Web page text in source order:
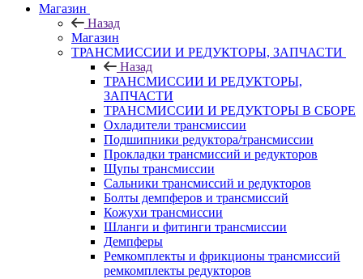
Магазин
Назад
Магазин
ТРАНСМИССИИ И РЕДУКТОРЫ, ЗАПЧАСТИ
Назад
ТРАНСМИССИИ И РЕДУКТОРЫ,
ЗАПЧАСТИ
ТРАНСМИССИИ И РЕДУКТОРЫ В СБОРЕ
Охладители трансмиссии
Подшипники редуктора/трансмиссии
Прокладки трансмиссий и редукторов
Щупы трансмиссии
Сальники трансмиссий и редукторов
Болты демпферов и трансмиссий
Кожухи трансмиссии
Шланги и фитинги трансмиссии
Демпферы
Ремкомплекты и фрикционы трансмиссий
ремкомплекты редукторов